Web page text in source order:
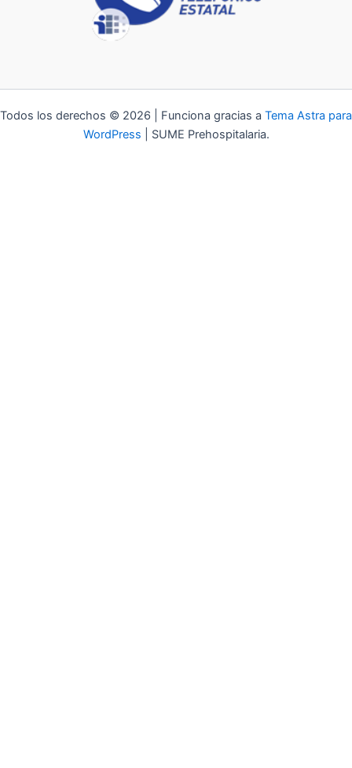
Todos los derechos © 2026 | Funciona gracias a Tema Astra para
WordPress | SUME Prehospitalaria.